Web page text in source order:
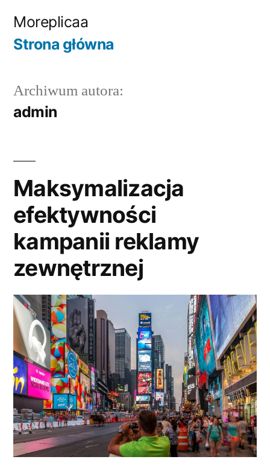
Moreplicaa
Strona główna
Archiwum autora:
admin
Maksymalizacja
efektywności
kampanii reklamy
zewnętrznej